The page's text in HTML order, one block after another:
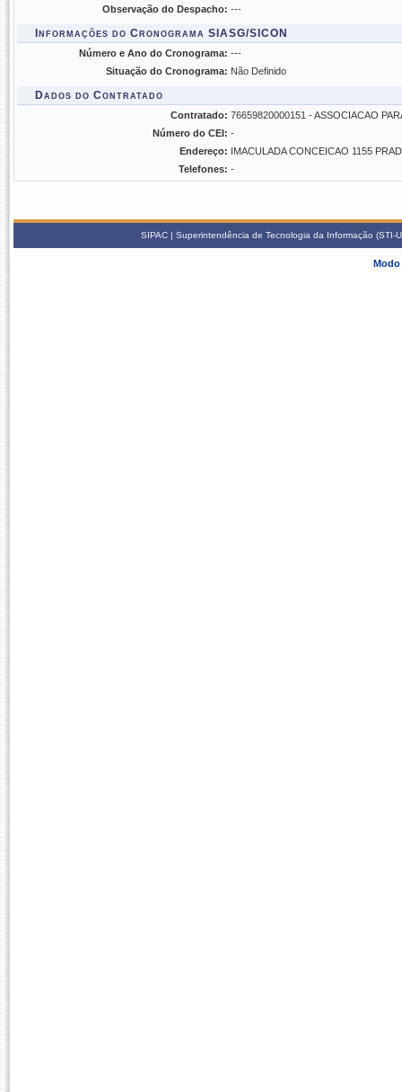
Observação do Despacho: ---
Informações do Cronograma SIASG/SICON
Número e Ano do Cronograma: ---
Situação do Cronograma: Não Definido
Dados do Contratado
Contratado: 76659820000151 - ASSOCIACAO
Número do CEI: -
Endereço: IMACULADA CONCEICAO 1155
Telefones: -
SIPAC | Superintendência de Tecnologia da Informação
Modo